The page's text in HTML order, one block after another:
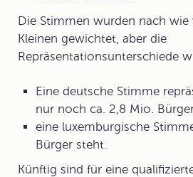
Die Stimmen wurden nach
Kleinen gewichtet, aber die
Repräsentationsunterschiede
Eine deutsche Stimme
nur noch ca. 2,8 Mio.
eine luxemburgische
Bürger steht.
Künftig sind für eine